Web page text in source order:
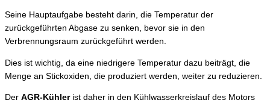
Seine Hauptaufgabe besteht darin, die Temperatur der
zurückgeführten Abgase zu senken, bevor sie in den
Verbrennungsraum zurückgeführt werden.
Dies ist wichtig, da eine niedrigere Temperatur dazu beiträgt, die
Menge an Stickoxiden, die produziert werden, weiter zu reduzieren.
Der AGR-Kühlerist daher in den Kühlwasserkreislauf des Motors